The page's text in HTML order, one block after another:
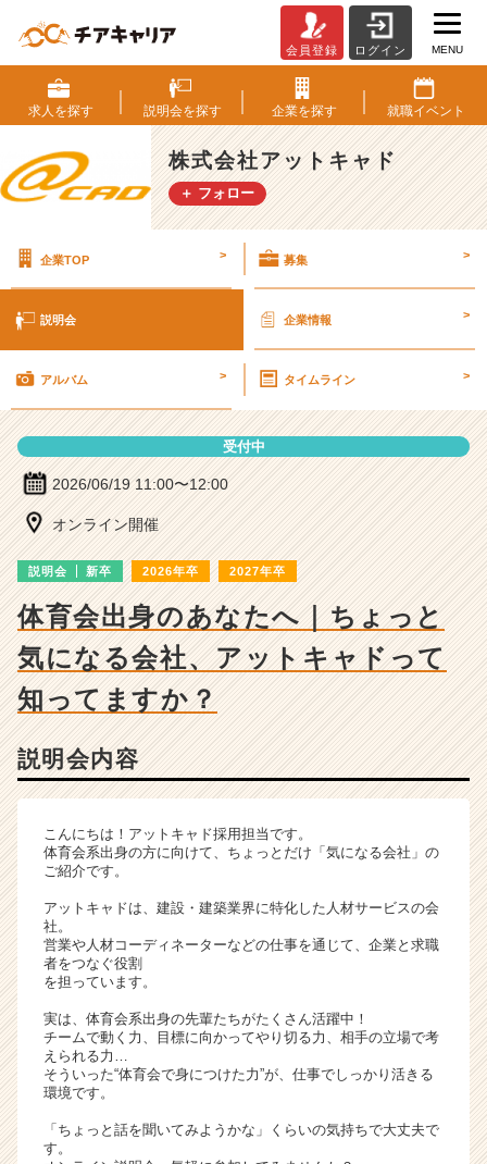
式
会
社
ア
ッ
ト
の
会
チ
成
長
企
業
か
ら
ス
く
就
サ
ト
キ
ャ
リ
ア
h
会員登録 ログイン MENU
求人を探す 説明会を探す 企業を探す 就職イベント
株式会社アットキャド
＋ フォロー
企業TOP > 募集 >
説明会 企業情報 >
アルバム > タイムライン >
受付中
2026/06/19 11:00〜12:00
オンライン開催
説明会 新卒 2026年卒 2027年卒
体育会出身のあなたへ｜ちょっと
気になる会社、アットキャドって
知ってますか？
説明会内容
こんにちは！アットキャド採用担当です。
体育会系出身の方に向けて、ちょっとだけ「気になる会社」の
ご紹介です。
アットキャドは、建設・建築業界に特化した人材サービスの会
社。
営業や人材コーディネーターなどの仕事を通じて、企業と求職
者をつなぐ役割
を担っています。
実は、体育会系出身の先輩たちがたくさん活躍中！
チームで動く力、目標に向かってやり切る力、相手の立場で考
えられる力…
そういった“体育会で身につけた力”が、仕事でしっかり活きる
環境です。
「ちょっと話を聞いてみようかな」くらいの気持ちで大丈夫で
す。